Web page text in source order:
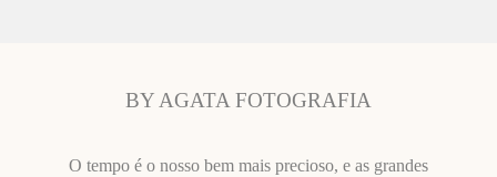
BY AGATA FOTOGRAFIA
O tempo é o nosso bem mais precioso, e as grandes